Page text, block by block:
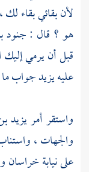
لأن بقائي بقاء
هو ؟ قال : جنود
قبل أن يرمي إليك
عليهيزيدجواب
واستقر أمريزيد
والجهات ،
على نيابةخراسان